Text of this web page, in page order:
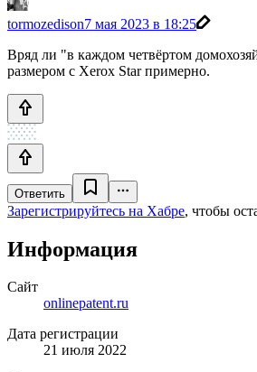
tormozedison7 мая 2023 в 18:25
Вряд ли "в каждом четвёртом
размером с Xerox Star примерно.
Ответить
Зарегистрируйтесь на Хабре, чтобы
Информация
Сайт
onlinepatent.ru
Дата регистрации
21 июля 2022